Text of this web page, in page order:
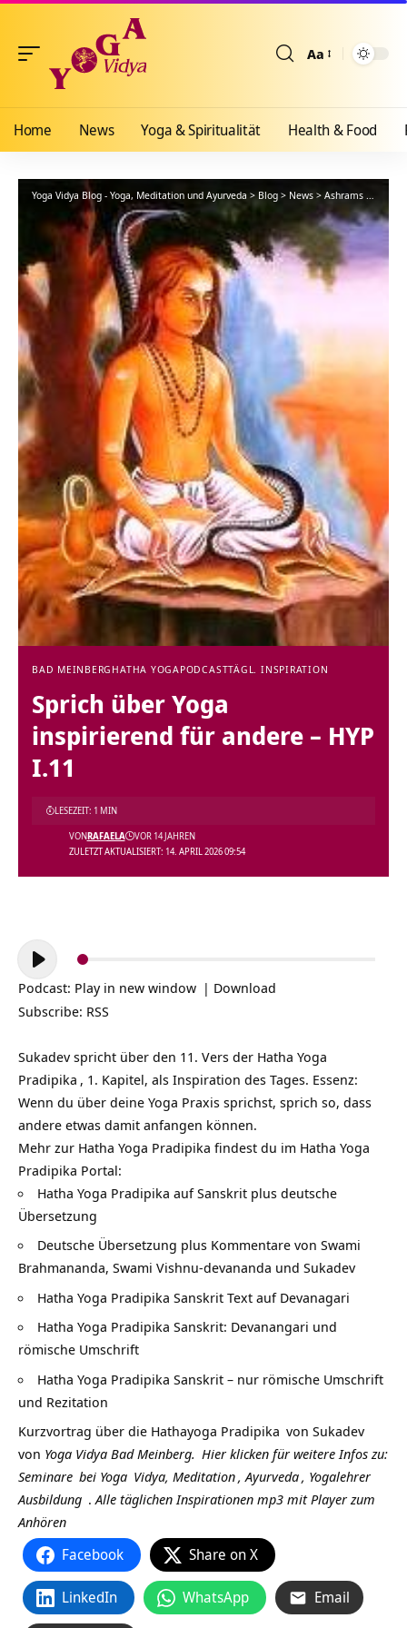
Aa
Home News Yoga & Spiritualität Health & Food
Yoga Vidya Blog - Yoga, Meditation und Ayurveda > Blog > News > Ashrams
BAD MEINBERG HATHA YOGAPODCASTTÄGL. INSPIRATION
Sprich über Yoga
inspirierend für andere – HYP
I.11
ZULETZT AKTUALISIERT: 14. APRIL 2026 09:54
VONRAFAELA VOR 14 JAHREN
LESEZEIT: 1 MIN
Audio-
Player
Podcast: Play in new window | Download
Subscribe: RSS
Sukadev spricht über den 11. Vers der Hatha Yoga
Pradipika , 1. Kapitel, als Inspiration des Tages. Essenz:
Wenn du über deine Yoga Praxis sprichst, sprich so, dass
andere etwas damit anfangen können.
Mehr zur Hatha Yoga Pradipika findest du im Hatha Yoga
Pradipika Portal:
Hatha Yoga Pradipika auf Sanskrit plus deutsche
Übersetzung
Deutsche Übersetzung plus Kommentare von Swami
Brahmananda, Swami Vishnu-devananda und Sukadev
Hatha Yoga Pradipika Sanskrit Text auf Devanagari
Hatha Yoga Pradipika Sanskrit: Devanangari und
römische Umschrift
Hatha Yoga Pradipika Sanskrit – nur römische Umschrift
und Rezitation
Kurzvortrag über die Hathayoga Pradipika von Sukadev
von Yoga Vidya Bad Meinberg. Hier klicken für weitere Infos zu:
Seminare bei Yoga Vidya, Meditation,Ayurveda, Yogalehrer
Ausbildung .Alle täglichen Inspirationen mp3 mit Player zum
Anhören
Facebook Share on X
LinkedIn WhatsApp Email